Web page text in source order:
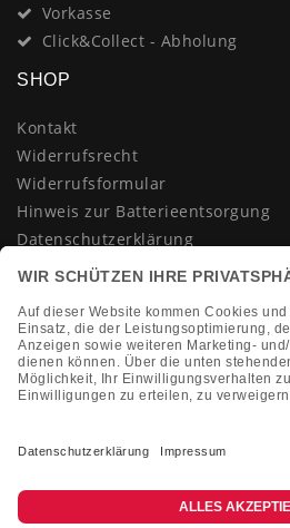
Vorkasse
Click&Collect - Abholung
SHOP
Kontakt
Widerrufsrecht
Widerrufsformular
Hinweis zur Batterieentsorgung
Datenschutzerklärung
AGB
Vertrag widerrufen
KONTAKT
+49 (0)2133 210433
shop@dienadel.de
Kieler Str. 18 - 41540 Dormagen